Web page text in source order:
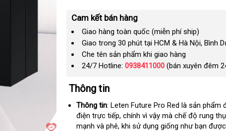
Cam kết bán hàng
Giao hàng toàn quốc (miễn phí ship)
Giao trong 30 phút tại HCM & Hà Nội, Bình
Che tên sản phẩm khi giao hàng
24/7 Hotline: 0938411000(bán xuyên đêm
Thông tin
Thông tin: Leten Future Pro Red là sản phẩm
điện trực tiếpmua
sắm
, chính vì vậy mà chế độ rung
mạnh và phênổi
, khi sử dụng giống như bạn cung